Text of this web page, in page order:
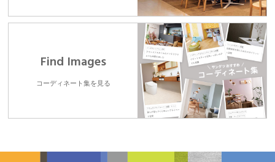
Find Images
コーディネート集を見る